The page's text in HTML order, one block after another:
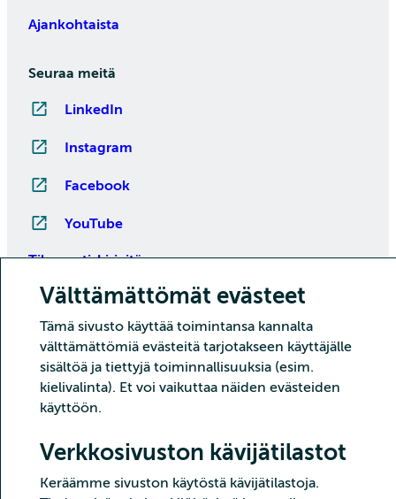
Välttämättömät evästeet
Tämä sivusto käyttää toimintansa kannalta
välttämättömiä evästeitä tarjotakseen käyttäjälle
sisältöä ja tiettyjä toiminnallisuuksia (esim.
kielivalinta). Et voi vaikuttaa näiden evästeiden
käyttöön.
Verkkosivuston kävijätilastot
Keräämme sivuston käytöstä kävijätilastoja.
Ajankohtaista
Seuraa meitä
LinkedIn
Instagram
Facebook
YouTube
Tilaa uutiskirjeitä